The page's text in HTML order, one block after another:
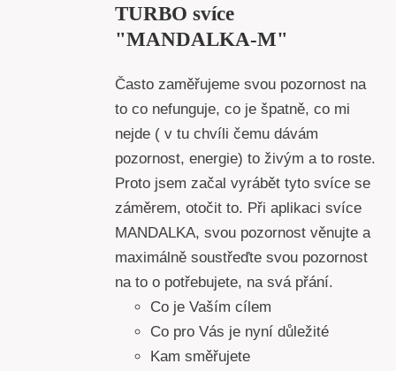
TURBO svíce
"MANDALKA-M"
Často zaměřujeme svou pozornost na
to co nefunguje, co je špatně, co mi
nejde ( v tu chvíli čemu dávám
pozornost, energie) to živým a to roste.
Proto jsem začal vyrábět tyto svíce se
záměrem, otočit to. Při aplikaci svíce
MANDALKA, svou pozornost věnujte a
maximálně soustřeďte svou pozornost
na to o potřebujete, na svá přání.
Co je Vaším cílem
Co pro Vás je nyní důležité
Kam směřujete